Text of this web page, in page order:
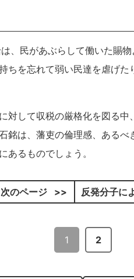
、民があぶらして働いた賜
ちを忘れて弱い民達を虐げ
対して収税の厳格化を図る
銘は、藩吏の倫理感、ある
あるものでしょう。
次のページ 反発分子に
1 2